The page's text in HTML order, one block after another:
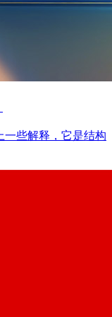
一些解释，它是结构